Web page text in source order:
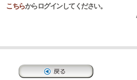
こちらからログインしてください。